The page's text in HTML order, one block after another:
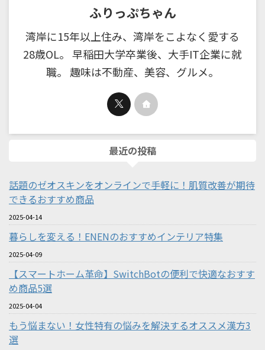
ふりっぷちゃん
湾岸に15年以上住み、湾岸をこよなく愛する
28歳OL。 早稲田大学卒業後、大手IT企業に就
職。 趣味は不動産、美容、グルメ。
最近の投稿
話題のゼオスキンをオンラインで手軽に！肌質改善が期待
できるおすすめ商品
2025-04-14
暮らしを変える！ENENのおすすめインテリア特集
2025-04-09
【スマートホーム革命】SwitchBotの便利で快適なおすす
め商品5選
2025-04-04
もう悩まない！女性特有の悩みを解決するオススメ漢方3
選